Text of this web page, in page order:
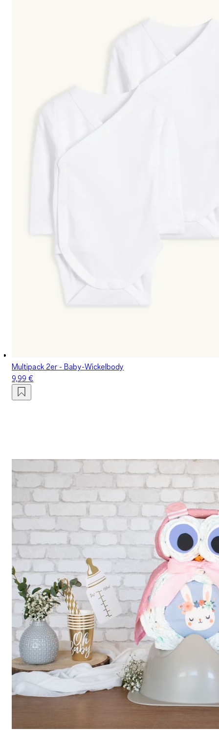
Multipack 2er - Baby-Wickelbody
9,99 €